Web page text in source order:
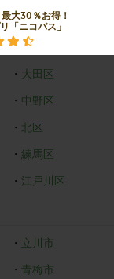
大30％お得！
「ニコパス」
・文京区
・ 江東区
・ 大田区
・ 中野区
・ 北区
・ 練馬区
・ 江戸川区
・ 立川市
・ 青梅市